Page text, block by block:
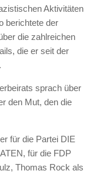
Aktivitäten
berichtete der
die zahlreichen
die er seit der
sprach über
den Mut, den die
für die Partei DIE
für die FDP
Thomas Rock als